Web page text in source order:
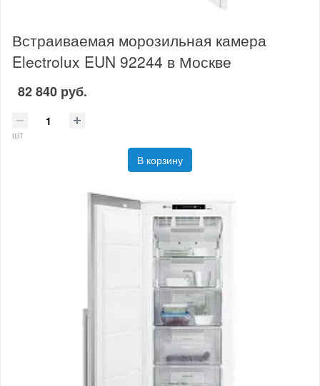
Встраиваемая морозильная камера
Electrolux EUN 92244 в Москве
82 840 руб.
шт
В корзину